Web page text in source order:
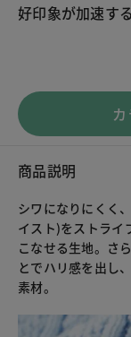
好印象が加速する
商品説明
シワになりにくく
イスト)をストライ
こなせる生地。さ
とでハリ感を出し
素材。